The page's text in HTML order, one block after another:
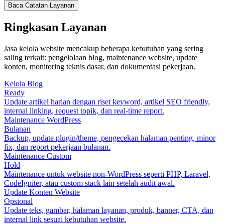
Baca Catatan Layanan
Ringkasan Layanan
Jasa kelola website mencakup beberapa kebutuhan yang sering
saling terkait: pengelolaan blog, maintenance website, update
konten, monitoring teknis dasar, dan dokumentasi pekerjaan.
Kelola Blog
Ready
Update artikel harian dengan riset keyword, artikel SEO friendly,
internal linking, request topik, dan real-time report.
Maintenance WordPress
Bulanan
Backup, update plugin/theme, pengecekan halaman penting, minor
fix, dan report pekerjaan bulanan.
Maintenance Custom
Hold
Maintenance untuk website non-WordPress seperti PHP, Laravel,
CodeIgniter, atau custom stack lain setelah audit awal.
Update Konten Website
Opsional
Update teks, gambar, halaman layanan, produk, banner, CTA, dan
internal link sesuai kebutuhan website.